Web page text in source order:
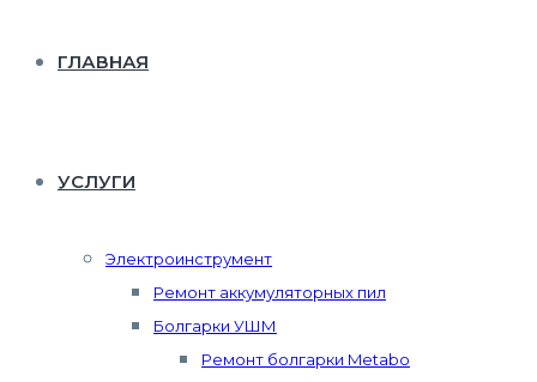
ГЛАВНАЯ
УСЛУГИ
Электроинструмент
Ремонт аккумуляторных пил
Болгарки УШМ
Ремонт болгарки Metabo